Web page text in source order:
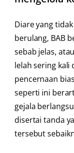
Diare yang
berulang, BAB
sebab jelas,
lelah sering kali
pencernaan
seperti ini
gejala
disertai tanda
tersebut